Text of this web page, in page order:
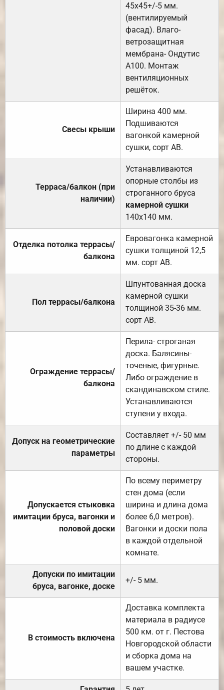
45х45+/-5 мм.
(вентилируемый
фасад). Влаго-
ветрозащитная
мембрана- Ондутис
А100. Монтаж
вентиляционных
решёток.
Свесы крыши
Ширина 400 мм.
Подшиваются
вагонкой камерной
сушки, сорт АВ.
Терраса/балкон (при
наличии)
Устанавливаются
опорные столбы из
строганного бруса
камерной сушки
140х140 мм.
Отделка потолка террасы/
балкона
Евровагонка камерной
сушки толщиной 12,5
мм. сорт АВ.
Пол террасы/балкона
Шпунтованная доска
камерной сушки
толщиной 35-36 мм.
сорт АВ.
Ограждение террасы/
балкона
Перила- строганая
доска. Балясины-
точеные, фигурные.
Либо ограждение в
скандинавском стиле.
Устанавливаются
ступени у входа.
Допуск на геометрические
параметры
Составляет +/- 50 мм
по длине с каждой
стороны.
Допускается стыковка
имитации бруса, вагонки и
половой доски
По всему периметру
стен дома (если
ширина и длина дома
более 6,0 метров).
Вагонки и доски пола
в каждой отдельной
комнате.
Допуски по имитации
бруса, вагонке, доске
+/- 5 мм.
В стоимость включена
Доставка комплекта
материала в радиусе
500 км. от г. Пестова
Новгородской области
и сборка дома на
вашем участке.